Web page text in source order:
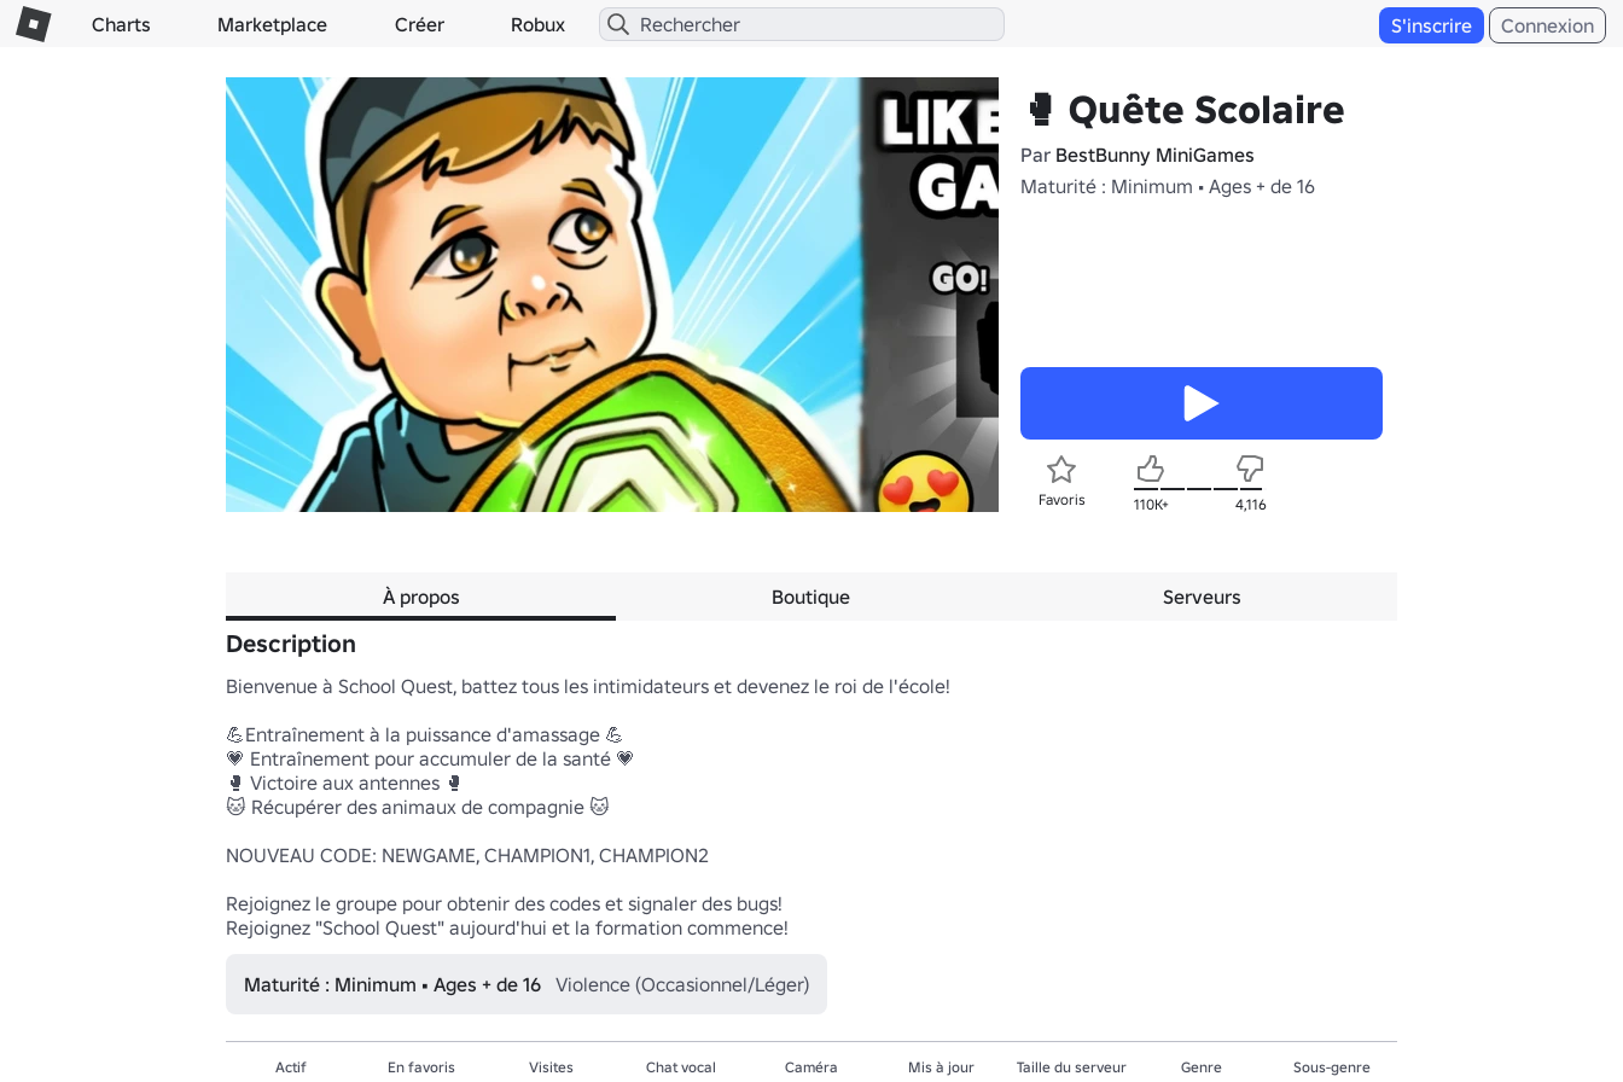
Charts Marketplace Créer Robux S'inscrire Connexion
🥊 Quête Scolaire
Par BestBunny MiniGames
Maturité : Minimum • Ages + de 16
Favoris 110K+ 4,116
À propos Boutique Serveurs
Description
Bienvenue à School Quest, battez tous les intimidateurs et devenez le roi de l'école!
💪Entraînement à la puissance d'amassage 💪
💗 Entraînement pour accumuler de la santé 💗
🥊 Victoire aux antennes 🥊
🐱 Récupérer des animaux de compagnie 🐱
NOUVEAU CODE: NEWGAME, CHAMPION1, CHAMPION2
Rejoignez le groupe pour obtenir des codes et signaler des bugs!
Rejoignez "School Quest" aujourd'hui et la formation commence!
Maturité : Minimum • Ages + de 16 Violence (Occasionnel/Léger)
Actif
En favoris
Visites
Chat vocal
Caméra
Mis à jour
Taille du serveur
Genre
Sous-genre